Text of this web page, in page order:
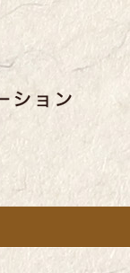
る
）」と運
会など